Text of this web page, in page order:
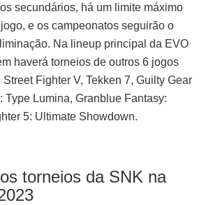
secundários, há um limite máximo
e os campeonatos seguirão o
Na lineup principal da EVO
haverá torneios de outros 6 jogos
Fighter V, Tekken 7, Guilty Gear
Type Lumina, Granblue Fantasy:
5: Ultimate Showdown.
torneios da SNK na